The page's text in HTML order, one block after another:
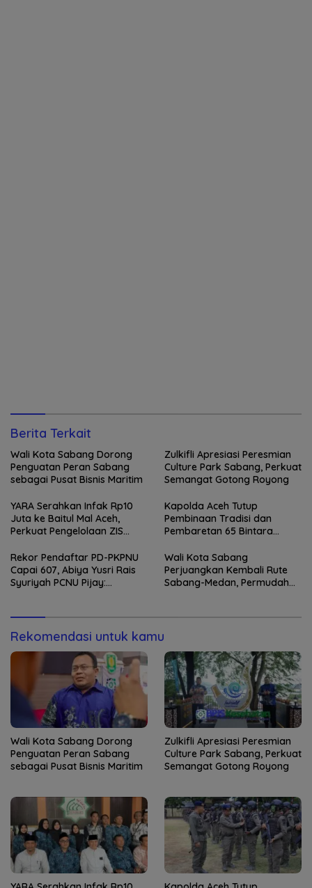
Berita Terkait
Wali Kota Sabang Dorong
Penguatan Peran Sabang
sebagai Pusat Bisnis Maritim
Zulkifli Apresiasi Peresmian
Culture Park Sabang, Perkuat
Semangat Gotong Royong
YARA Serahkan Infak Rp10
Juta ke Baitul Mal Aceh,
Perkuat Pengelolaan ZIS
Kapolda Aceh Tutup
Pembinaan Tradisi dan
Pembaretan 65 Bintara
Rekor Pendaftar PD-PKPNU
Capai 607, Abiya Yusri Rais
Syuriyah PCNU Pijay:
Wali Kota Sabang
Perjuangkan Kembali Rute
Sabang-Medan, Permudah
Rekomendasi untuk kamu
Wali Kota Sabang Dorong
Penguatan Peran Sabang
sebagai Pusat Bisnis Maritim
Zulkifli Apresiasi Peresmian
Culture Park Sabang, Perkuat
Semangat Gotong Royong